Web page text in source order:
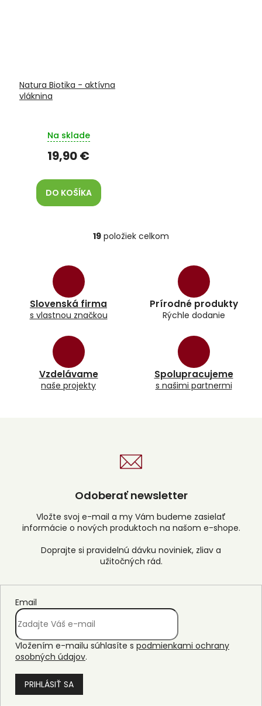
Natura Biotika - aktívna
vláknina
Na sklade
19,90 €
DO KOŠÍKA
O
u
19 položiek celkom
Slovenská firma
s vlastnou značkou
Prírodné produkty
Rýchle dodanie
Vzdelávame
naše projekty
Spolupracujeme
s našimi partnermi
Odoberať newsletter
Vložte svoj e-mail a my Vám budeme zasielať
informácie o nových produktoch na našom e-shope.
Email
Vložením e-mailu súhlasíte s podmienkami ochrany
osobných údajov.
PRIHLÁSIŤ SA